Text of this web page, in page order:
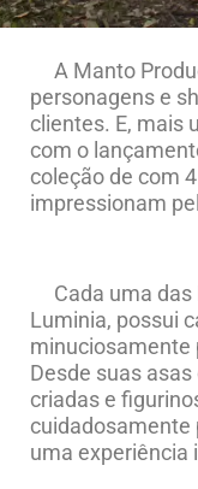
A Manto
personagens e
clientes. E, mais
com o
coleção de com
impressionam
Cada uma das
Luminia, possui
minuciosamente
Desde suas
criadas e
cuidadosamente
uma experiência